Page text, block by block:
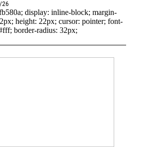
26
display: inline-block; margin-
height: 22px; cursor: pointer; font-
border-radius: 32px;